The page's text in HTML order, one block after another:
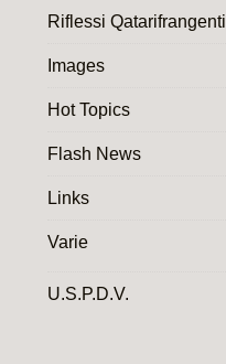
Riflessi Qatarifrangenti
Images
Hot Topics
Flash News
Links
Varie
U.S.P.D.V.